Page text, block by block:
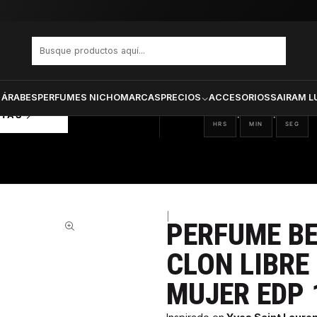
PERFUMES NICHOMARCASPRECIOS ACCESORIOSSAIRAM
13
HRS
: 18
MIN
: 04
SEG
PERFUME
CLON
MUJER